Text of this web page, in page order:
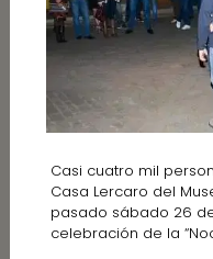
Casi cuatro mil
Casa Lercaro del
pasado sábado 26
celebración de la